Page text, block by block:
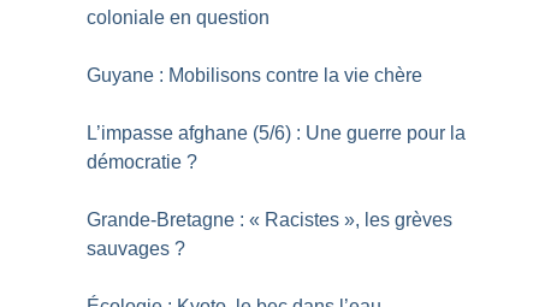
coloniale en question
Guyane : Mobilisons contre la vie chère
L’impasse afghane (5/6) : Une guerre pour la
démocratie ?
Grande-Bretagne : « Racistes », les grèves
sauvages ?